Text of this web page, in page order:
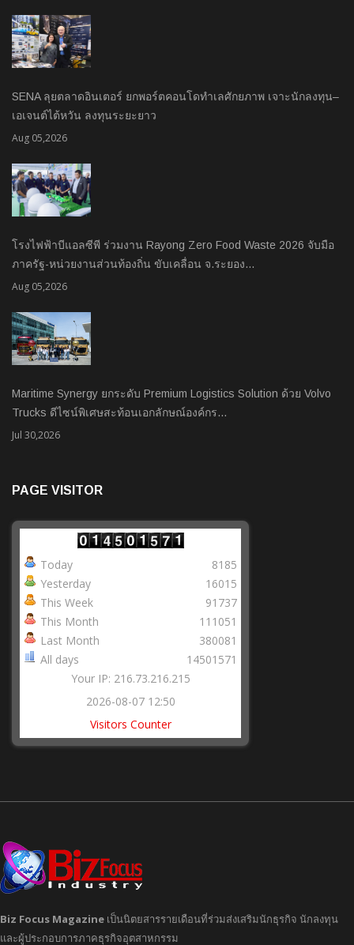
SENA ลุยตลาดอินเตอร์ ยกพอร์ตคอนโดทำเลศักยภาพ เจาะนักลงทุน–
เอเจนต์ไต้หวัน ลงทุนระยะยาว
Aug 05,2026
โรงไฟฟ้าบีแอลซีพี ร่วมงาน Rayong Zero Food Waste 2026 จับมือ
ภาครัฐ-หน่วยงานส่วนท้องถิ่น ขับเคลื่อน จ.ระยอง…
Aug 05,2026
Maritime Synergy ยกระดับ Premium Logistics Solution ด้วย Volvo
Trucks ดีไซน์พิเศษสะท้อนเอกลักษณ์องค์กร…
Jul 30,2026
PAGE VISITOR
Today
Yesterday
This Week
This Month
Last Month
All days
8185
16015
91737
111051
380081
14501571
Your IP: 216.73.216.215
2026-08-07 12:50
Visitors Counter
Biz Focus Magazine เป็นนิตยสารรายเดือนที่ร่วมส่งเสริมนักธุรกิจ นักลงทุน
และผู้ประกอบการภาคธุรกิจอุตสาหกรรม